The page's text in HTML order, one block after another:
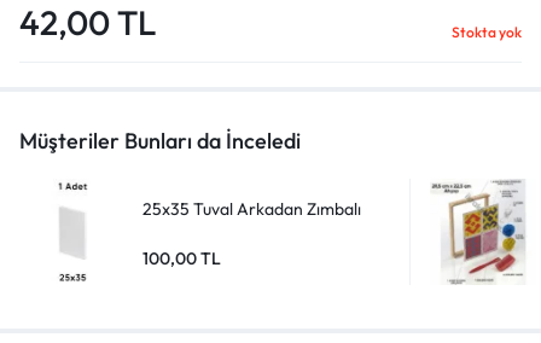
42,00TL Stokta yok
Müşteriler Bunları da İnceledi
25x35 Tuval Arkadan Zımbalı
100,00TL